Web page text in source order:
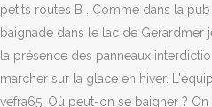
petits routes B . Comme dans la
baignade dans le lac de Gerardmer
la présence des panneaux
marcher sur la glace en hiver.
vefra65. Où peut-on se baigner ?